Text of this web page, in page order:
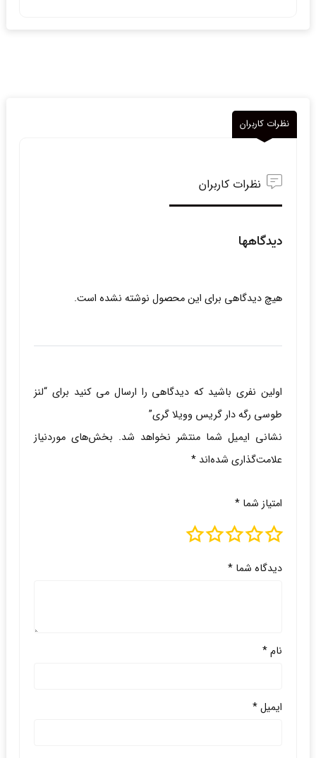
نظرات کاربران
نظرات کاربران
دیدگاهها
هیچ دیدگاهی برای این محصول نوشته نشده است.
اولین نفری باشید که دیدگاهی را ارسال می کنید برای “لنز
طوسی رگه دار گریس وویلا گری”
نشانی ایمیل شما منتشر نخواهد شد. بخش‌های موردنیاز
علامت‌گذاری شده‌اند *
امتیاز شما *
دیدگاه شما *
نام*
ایمیل*